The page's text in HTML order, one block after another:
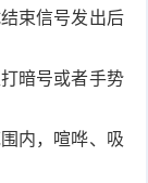
束信号发出后
暗号或者手势
内，喧哗、吸